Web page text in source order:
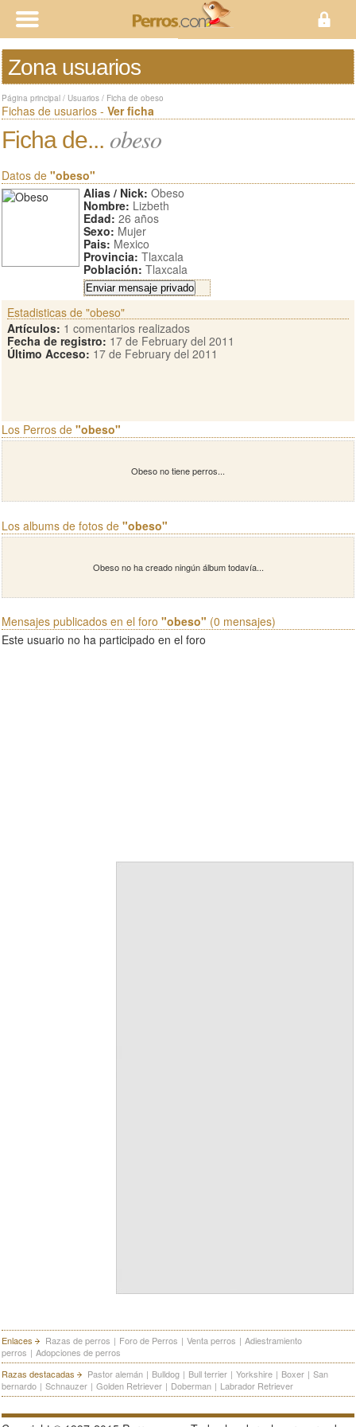
Zona usuarios
Página principal / Usuarios / Ficha de obeso
Fichas de usuarios - Ver ficha
Ficha de... obeso
Datos de "obeso"
Alias / Nick: Obeso
Nombre: Lizbeth
Edad: 26 años
Sexo: Mujer
Pais: Mexico
Provincia: Tlaxcala
Población: Tlaxcala
Estadisticas de "obeso"
Artículos: 1 comentarios realizados
Fecha de registro: 17 de February del 2011
Último Acceso: 17 de February del 2011
Los Perros de "obeso"
Obeso no tiene perros...
Los albums de fotos de "obeso"
Obeso no ha creado ningún álbum todavía...
Mensajes publicados en el foro "obeso" (0 mensajes)
Este usuario no ha participado en el foro
Enlaces Razas de perros | Foro de Perros | Venta perros | Adiestramiento
perros | Adopciones de perros
Razas destacadas
Pastor alemán | Bulldog | Bull terrier | Yorkshire | Boxer | San
bernardo | Schnauzer | Golden Retriever | Doberman | Labrador Retriever